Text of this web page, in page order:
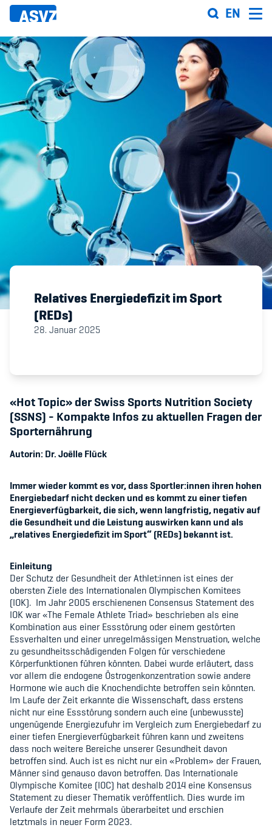
Direkt
zum
EN
Sportfahrplan
Sportarten
Sportanlagen
Events
ASVZ@home
Member's Manual / FAQ
Academy
Diversität & Inklusion
Infomails
Krankenversicherung
Schwangerschaft & Sport
Spitzensport & Studium
Organisation
Team
Offene Stellen
Mitgliedervereine
Sponsoren und Partner
Relatives Energiedefizit im Sport
(REDs)
28. Januar 2025
«Hot Topic» der Swiss Sports Nutrition Society
(SSNS) - Kompakte Infos zu aktuellen Fragen der
Sporternährung
Autorin: Dr. Joëlle Flück
Immer wieder kommt es vor, dass Sportler:innen ihren hohen
Energiebedarf nicht decken und es kommt zu einer tiefen
Energieverfügbarkeit, die sich, wenn langfristig, negativ auf
die Gesundheit und die Leistung auswirken kann und als
„relatives Energiedefizit im Sport“ (REDs) bekannt ist.
Einleitung
Der Schutz der Gesundheit der Athlet:innen ist eines der
obersten Ziele des Internationalen Olympischen Komitees
(IOK). Im Jahr 2005 erschienenen Consensus Statement des
IOK war «The Female Athlete Triad» beschrieben als eine
Kombination aus einer Essstörung oder einem gestörten
Essverhalten und einer unregelmässigen Menstruation, welche
zu gesundheitsschädigenden Folgen für verschiedene
Körperfunktionen führen könnten. Dabei wurde erläutert, dass
vor allem die endogene Östrogenkonzentration sowie andere
Hormone wie auch die Knochendichte betroffen sein könnten.
Im Laufe der Zeit erkannte die Wissenschaft, dass erstens
nicht nur eine Essstörung sondern auch eine (unbewusste)
ungenügende Energiezufuhr im Vergleich zum Energiebedarf zu
einer tiefen Energieverfügbarkeit führen kann und zweitens
dass noch weitere Bereiche unserer Gesundheit davon
betroffen sind. Auch ist es nicht nur ein «Problem» der Frauen,
Männer sind genauso davon betroffen. Das Internationale
Olympische Komitee (IOC) hat deshalb 2014 eine Konsensus
Statement zu dieser Thematik veröffentlich. Dies wurde im
Verlaufe der Zeit mehrmals überarbeitet und erschien
letztmals in neuer Form 2023.